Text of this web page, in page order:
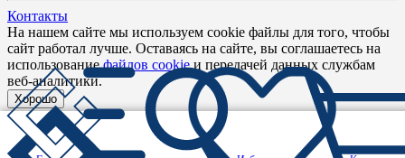
Контакты
На нашем сайте мы используем cookie файлы для того, чтобы
сайт работал лучше. Оставаясь на сайте, вы соглашаетесь на
использованиефайлов cookieи передачей данных службам
веб-аналитики.
Хорошо